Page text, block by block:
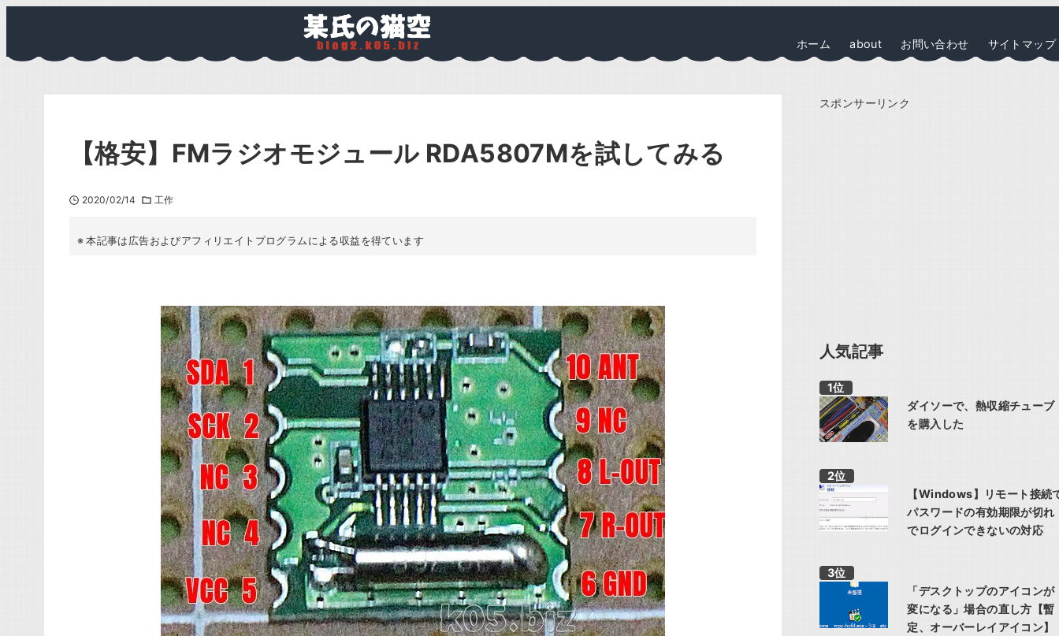
ホーム about お問い合わせ サイトマップ
【格安】FMラジオモジュール RDA5807Mを試してみる
2020/02/14 工作
本記事は広告およびアフィリエイトプログラムによる収益を得ています
スポンサーリンク
人気記事
ダイソーで、熱収縮チューブ
を購入した
【Windows】リモート接続
パスワードの有効期限が切れ
でログインできないの対応
「デスクトップのアイコンが
変になる」場合の直し方【暫
定、オーバーレイアイコン】